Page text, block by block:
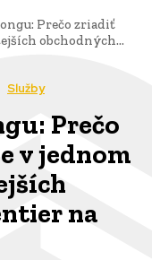
Prečo zriadiť
obchodných...
Služby
Prečo
v jednom
na